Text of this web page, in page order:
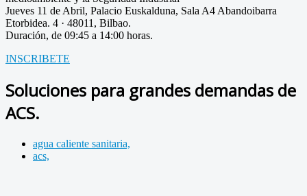
Jueves 11 de Abril, Palacio Euskalduna, Sala A4 Abandoibarra
Etorbidea. 4 · 48011, Bilbao.
Duración, de 09:45 a 14:00 horas.
INSCRIBETE
Soluciones para grandes demandas de
ACS.
agua caliente sanitaria,
acs,